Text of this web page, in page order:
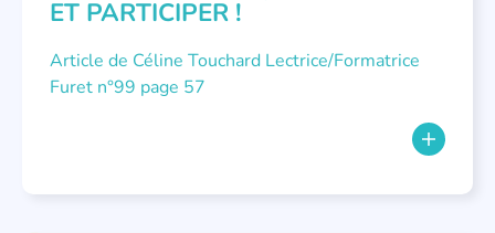
ET PARTICIPER !
Article de Céline Touchard Lectrice/Formatrice
Furet n°99 page 57